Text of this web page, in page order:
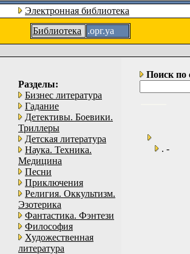
Электронная библиотека
Библиотека
.орг.уа
Разделы:
Бизнес литература
Гадание
Детективы. Боевики.
Триллеры
Детская литература
Наука. Техника.
Медицина
Песни
Приключения
Религия. Оккультизм.
Эзотерика
Фантастика. Фэнтези
Философия
Художественная
литература
Поиск по
. -